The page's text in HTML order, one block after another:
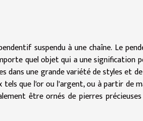
suspendu à une chaîne. Le
quel objet qui a une signification
dans une grande variété de styles et
que l'or ou l'argent, ou à partir de
être ornés de pierres